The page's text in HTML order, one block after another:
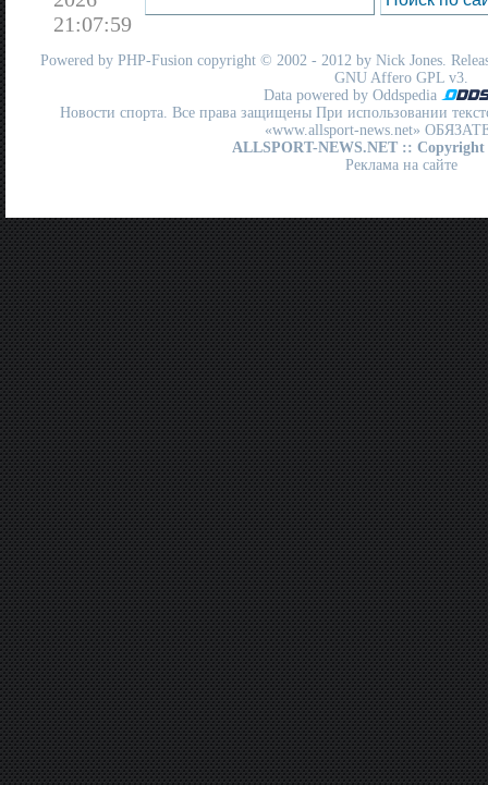
21:07:59
Powered by PHP-Fusion copyright © 2002 - 2012 by Nick Jones.
GNU Affero GPL v3.
Data powered by Oddspedia
Новости спорта. Все права защищены При использовании
«www.allsport-news.net»
ALLSPORT-NEWS.NET :: Copyright
Реклама на сайте